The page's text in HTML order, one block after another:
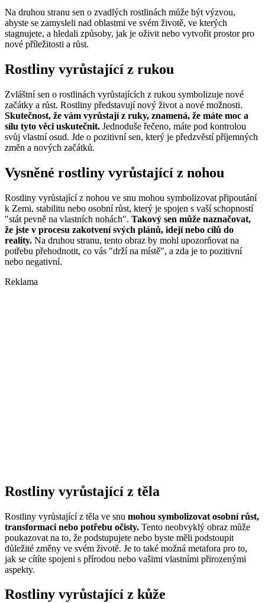
Na druhou stranu sen o zvadlých rostlinách může být výzvou,
abyste se zamysleli nad oblastmi ve svém životě, ve kterých
stagnujete, a hledali způsoby, jak je oživit nebo vytvořit prostor pro
nové příležitosti a růst.
Rostliny vyrůstající z rukou
Zvláštní sen o rostlinách vyrůstajících z rukou symbolizuje nové
začátky a růst. Rostliny představují nový život a nové možnosti.
Skutečnost, že vám vyrůstají z ruky, znamená, že máte moc a
sílu tyto věci uskutečnit. Jednoduše řečeno, máte pod kontrolou
svůj vlastní osud. Jde o pozitivní sen, který je předzvěstí příjemných
změn a nových začátků.
Vysněné rostliny vyrůstající z nohou
Rostliny vyrůstající z nohou ve snu mohou symbolizovat připoutání
k Zemi, stabilitu nebo osobní růst, který je spojen s vaší schopností
"stát pevně na vlastních nohách". Takový sen může naznačovat,
že jste v procesu zakotvení svých plánů, idejí nebo cílů do
reality. Na druhou stranu, tento obraz by mohl upozorňovat na
potřebu přehodnotit, co vás "drží na místě", a zda je to pozitivní
nebo negativní.
Reklama
Rostliny vyrůstající z těla
Rostliny vyrůstající z těla ve snu mohou symbolizovat osobní růst,
transformaci nebo potřebu očisty. Tento neobvyklý obraz může
poukazovat na to, že podstupujete nebo byste měli podstoupit
důležité změny ve svém životě. Je to také možná metafora pro to,
jak se cítíte spojeni s přírodou nebo vašimi vlastními přirozenými
aspekty.
Rostliny vyrůstající z kůže